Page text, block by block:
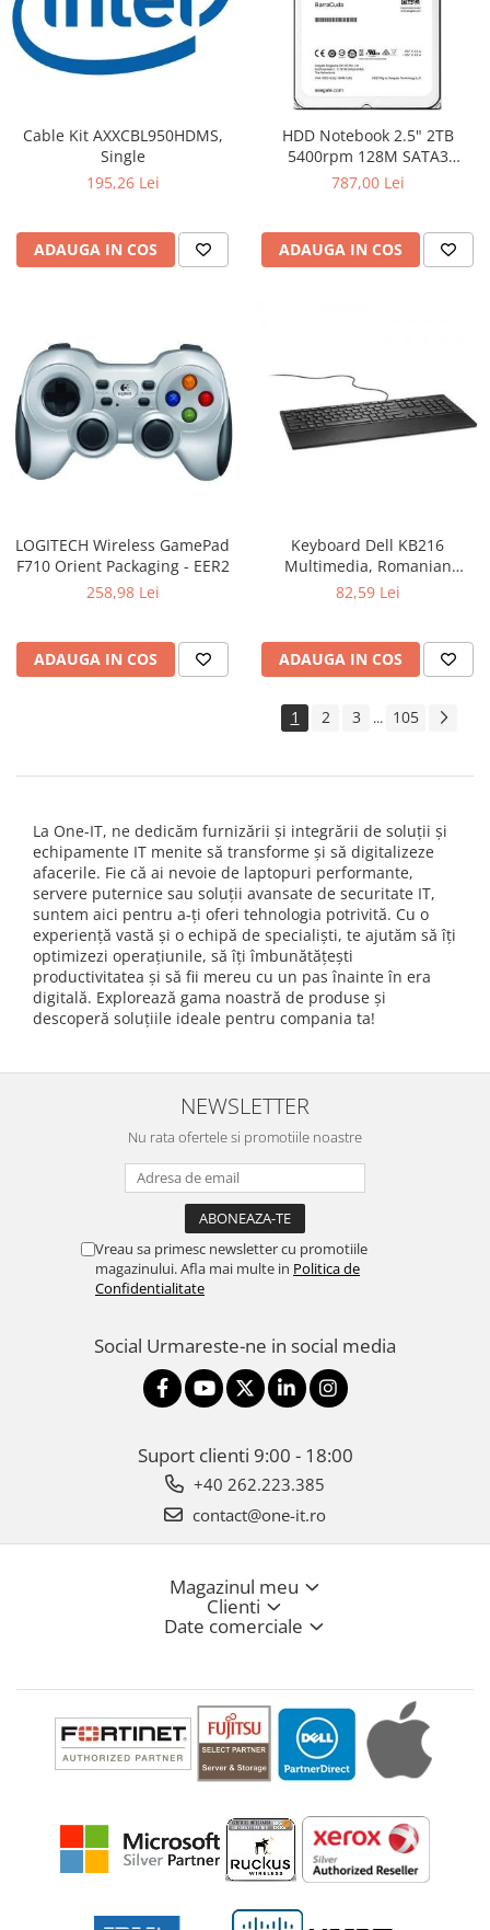
Cable Kit AXXCBL950HDMS,
Single
195,26 Lei
ADAUGA IN COS
HDD Notebook 2.5" 2TB
5400rpm 128M SATA3
SEAGATE
787,00 Lei
ADAUGA IN COS
LOGITECH Wireless GamePad
F710 Orient Packaging - EER2
258,98 Lei
ADAUGA IN COS
Keyboard Dell KB216
Multimedia, Romanian
(QWERTZ), Black
82,59 Lei
ADAUGA IN COS
1 2 3 ... 105
La One-IT, ne dedicăm furnizării și integrării de soluții și
echipamente IT menite să transforme și să digitalizeze
afacerile. Fie că ai nevoie de laptopuri performante,
servere puternice sau soluții avansate de securitate IT,
suntem aici pentru a-ți oferi tehnologia potrivită. Cu o
experiență vastă și o echipă de specialiști, te ajutăm să îți
optimizezi operațiunile, să îți îmbunătățești
productivitatea și să fii mereu cu un pas înainte în era
digitală. Explorează gama noastră de produse și
descoperă soluțiile ideale pentru compania ta!
NEWSLETTER
Nu rata ofertele si promotiile noastre
Vreau sa primesc newsletter cu promotiile
magazinului. Afla mai multe in Politica de
Confidentialitate
Social Urmareste-ne in social media
Suport clienti 9:00 - 18:00
+40 262.223.385
contact@one-it.ro
Magazinul meu
Clienti
Date comerciale